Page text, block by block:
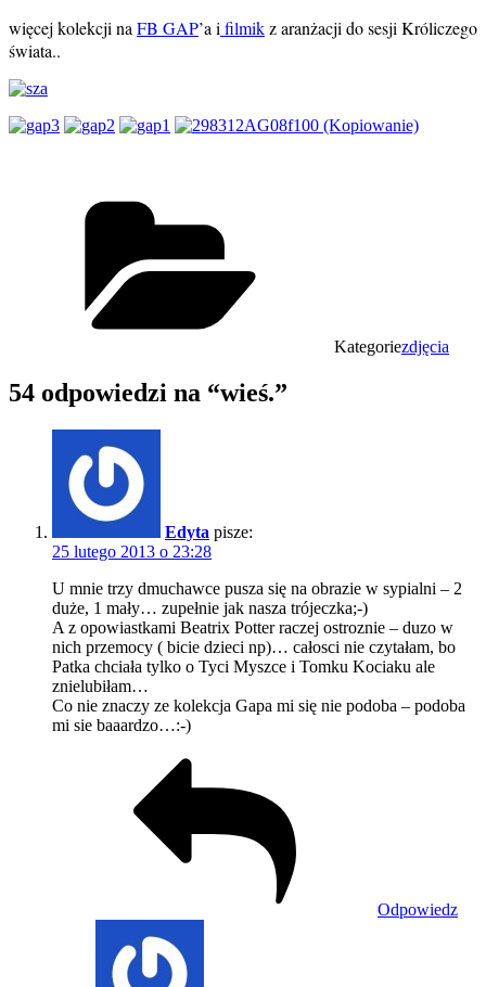
więcej kolekcji na FB GAP’a i filmikz aranżacji do sesji Króliczego
świata..
Kategoriezdjęcia
54 odpowiedzi na “wieś.”
Edyta pisze:
25 lutego 2013 o 23:28
U mnie trzy dmuchawce pusza się na obrazie w sypialni – 2
duże, 1 mały… zupełnie jak nasza trójeczka;-)
A z opowiastkami Beatrix Potter raczej ostroznie – duzo w
nich przemocy ( bicie dzieci np)… całosci nie czytałam, bo
Patka chciała tylko o Tyci Myszce i Tomku Kociaku ale
znielubiłam…
Co nie znaczy ze kolekcja Gapa mi się nie podoba – podoba
mi sie baaardzo…:-)
Odpowiedz